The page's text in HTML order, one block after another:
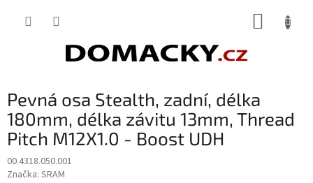
Pevná osa Stealth, zadní, délka
180mm, délka závitu 13mm, Thread
Pitch M12X1.0 - Boost UDH
00.4318.050.001
Značka: SRAM